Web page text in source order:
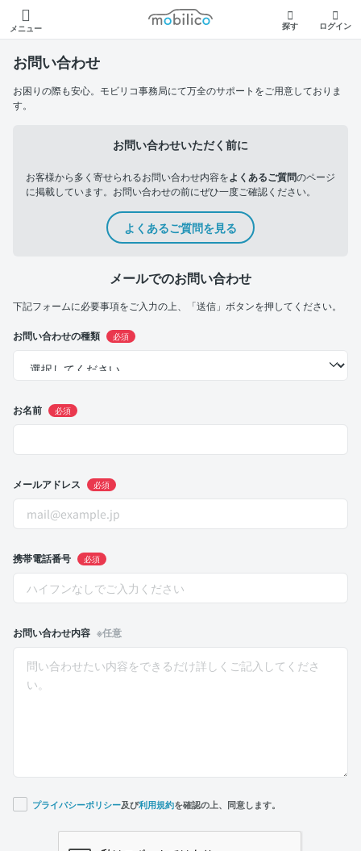
メニュー
モビリコ
探す ログイン
お問い合わせ
お困りの際も安心。モビリコ事務局にて万全のサポートをご用意しておりま
す。
お問い合わせいただく前に
お客様から多く寄せられるお問い合わせ内容をよくあるご質問のページ
に掲載しています。お問い合わせの前にぜひ一度ご確認ください。
よくあるご質問を見る
メールでのお問い合わせ
下記フォームに必要事項をご入力の上、「送信」ボタンを押してください。
お問い合わせの種類 必須
お名前 必須
メールアドレス 必須
携帯電話番号 必須
お問い合わせ内容 ※任意
プライバシーポリシー及び利用規約を確認の上、同意します。